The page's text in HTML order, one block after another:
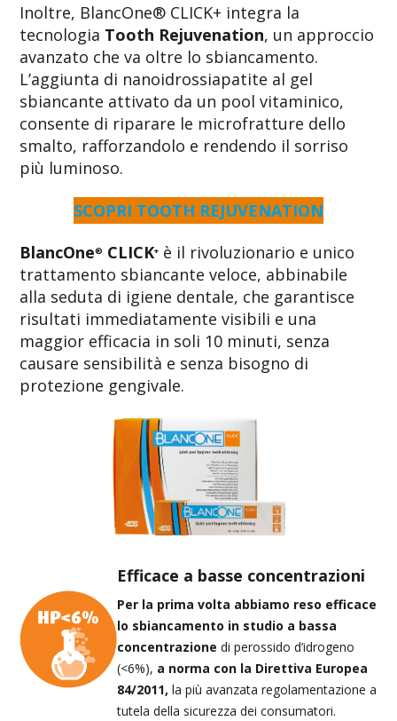
Inoltre, BlancOne® CLICK+ integra la
tecnologia Tooth Rejuvenation, un approccio
avanzato che va oltre lo sbiancamento.
L’aggiunta di nanoidrossiapatite al gel
sbiancante attivato da un pool vitaminico,
consente di riparare le microfratture dello
smalto, rafforzandolo e rendendo il sorriso
più luminoso.
SCOPRI TOOTH REJUVENATION
BlancOne® CLICK+ è il rivoluzionario e unico
trattamento sbiancante veloce, abbinabile
alla seduta di igiene dentale, che garantisce
risultati immediatamente visibili e una
maggior efficacia in soli 10 minuti, senza
causare sensibilità e senza bisogno di
protezione gengivale.
Efficace a basse concentrazioni
Per la prima volta abbiamo reso efficace
lo sbiancamento in studio a bassa
concentrazione di perossido d’idrogeno
(<6%), a norma con la Direttiva Europea
84/2011, la più avanzata regolamentazione a
tutela della sicurezza dei consumatori.